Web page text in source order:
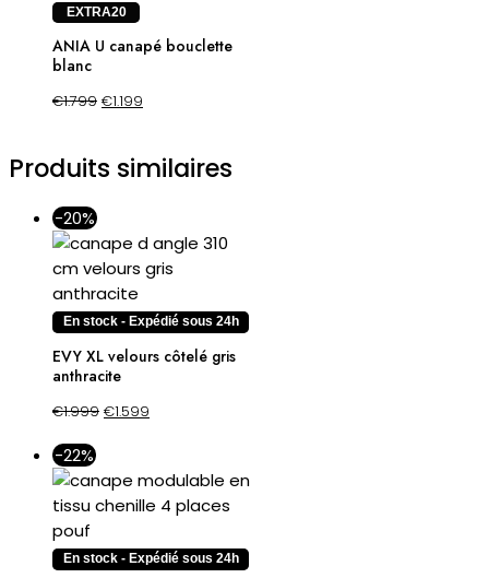
Enregistrer mon nom, mon e-mail et mon site dans le
navigateur pour mon prochain commentaire.
EXTRA20
ANIA U canapé bouclette
blanc
€1.799 €1.199
Produits similaires
-20%
En stock - Expédié sous 24h
EVY XL velours côtelé gris
anthracite
€1.999 €1.599
-22%
En stock - Expédié sous 24h